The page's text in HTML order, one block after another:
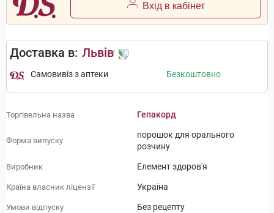
Вхід в кабінет
Доставка в: Львів
Самовивіз з аптеки Безкоштовно
Торгівельна назва Гепакорд
Форма випуску
порошок для орального
розчину
Виробник Елемент здоров'я
Країна власник ліцензії Україна
Умови відпуску Без рецепту